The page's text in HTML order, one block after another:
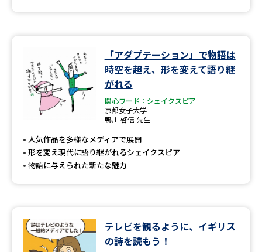
学問の教科書 夢ナビライブ
ユーザーサポート
Ｑ＆Ａ よくあるご質問 大学進学IDについて
資料の料金の
特定商取引表記
テレメール進学カタログ
訂正のご案内
「アダプテーション」で物語は
時空を超え、形を変えて語り継
がれる
関心ワード：シェイクスピア
京都女子大学
鴨川 啓信 先生
人気作品を多様なメディアで展開
形を変え現代に語り継がれるシェイクスピア
物語に与えられた新たな魅力
テレビを観るように、イギリス
の詩を読もう！